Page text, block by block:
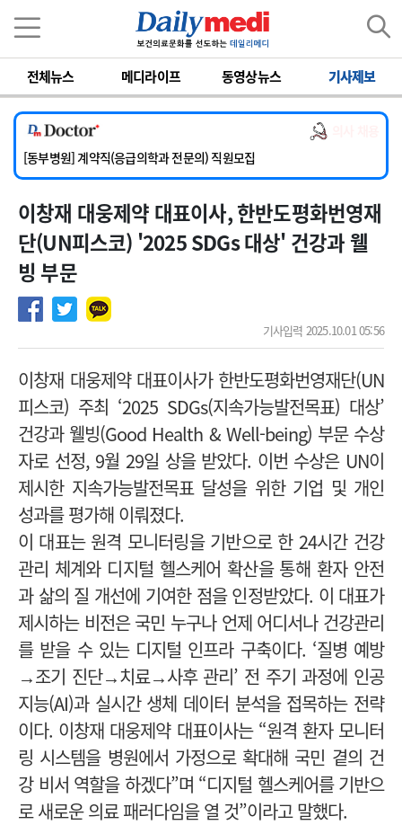
전체뉴스 메디라이프 동영상뉴스 기사제보
[서울아산병원] 2026년 하반기 인턴 모집
[영남대학교의료원] 마취통증의학과 임기제 임상의사 채용
[충남대학교병원] 소아청소년과(소아응급전담) 계약직 의사 공개채용
[동부병원] 계약직(응급의학과 전문의) 직원모집
[이대목동병원] 하반기 전공의(레지던트1년차) 모집
[서울아산병원] 2026년 하반기 인턴 모집
[영남대학교의료원] 마취통증의학과 임기제 임상의사 채용
이창재 대웅제약 대표이사, 한반도평화번영재
단(UN피스코) '2025 SDGs 대상' 건강과 웰
빙 부문
기사입력 2025.10.01 05:56
이창재 대웅제약 대표이사가 한반도평화번영재단(UN
피스코) 주최 ‘2025 SDGs(지속가능발전목표) 대상’
건강과 웰빙(Good Health & Well-being) 부문 수상
자로 선정, 9월 29일 상을 받았다. 이번 수상은 UN이
제시한 지속가능발전목표 달성을 위한 기업 및 개인
성과를 평가해 이뤄졌다.
이 대표는 원격 모니터링을 기반으로 한 24시간 건강
관리 체계와 디지털 헬스케어 확산을 통해 환자 안전
과 삶의 질 개선에 기여한 점을 인정받았다. 이 대표가
제시하는 비전은 국민 누구나 언제 어디서나 건강관리
를 받을 수 있는 디지털 인프라 구축이다. ‘질병 예방
→조기 진단→치료→사후 관리’ 전 주기 과정에 인공
지능(AI)과 실시간 생체 데이터 분석을 접목하는 전략
이다. 이창재 대웅제약 대표이사는 “원격 환자 모니터
링 시스템을 병원에서 가정으로 확대해 국민 곁의 건
강 비서 역할을 하겠다”며 “디지털 헬스케어를 기반으
로 새로운 의료 패러다임을 열 것”이라고 말했다.